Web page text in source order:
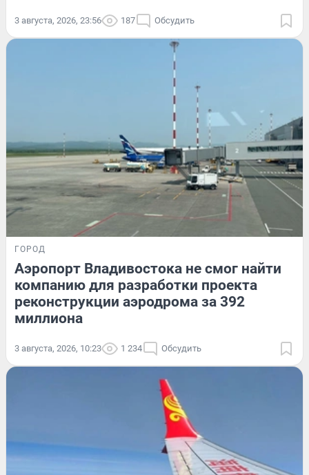
3 августа, 2026, 23:56 187 Обсудить
ГОРОД
Аэропорт Владивостока не смог найти
компанию для разработки проекта
реконструкции аэродрома за 392
миллиона
3 августа, 2026, 10:23 1 234 Обсудить